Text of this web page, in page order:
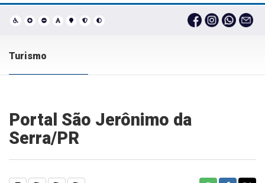
Turismo
Portal São Jerônimo da
Serra/PR